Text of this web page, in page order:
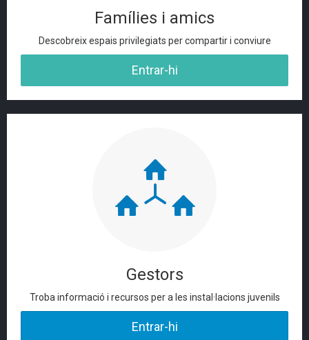
Famílies i amics
Descobreix espais privilegiats per compartir i conviure
Entrar-hi
Gestors
Troba informació i recursos per a les instal·lacions juvenils
Entrar-hi